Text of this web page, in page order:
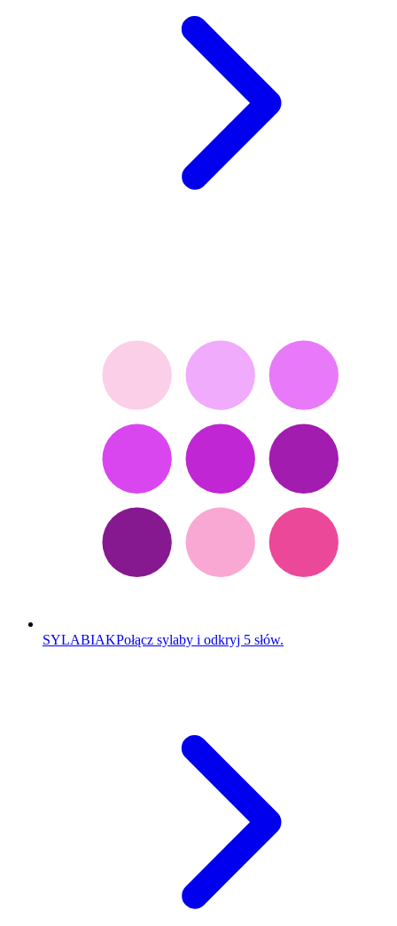
SYLABIAKPołącz sylaby i odkryj 5 słów.